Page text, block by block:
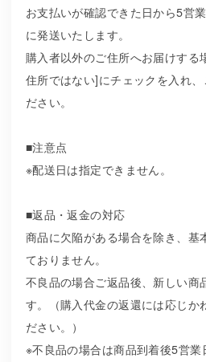
お支払いが確認できた日から5営
に発送いたします。
購入者以外のご住所へお届けする
住所ではない]にチェックを入れ
ださい。
■注意点
※配送日は指定できません。
■返品・返金の対応
商品に欠陥がある場合を除き、基
ておりません。
不良品の場合ご返品後、新しい商
す。（購入代金の返還には応じか
ださい。）
※不良品の場合は商品到着後5営業